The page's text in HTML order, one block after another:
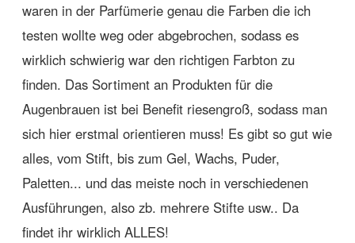
waren in der Parfümerie genau die Farben die ich
testen wollte weg oder abgebrochen, sodass es
wirklich schwierig war den richtigen Farbton zu
finden. Das Sortiment an Produkten für die
Augenbrauen ist bei Benefit riesengroß, sodass man
sich hier erstmal orientieren muss! Es gibt so gut wie
alles, vom Stift, bis zum Gel, Wachs, Puder,
Paletten... und das meiste noch in verschiedenen
Ausführungen, also zb. mehrere Stifte usw.. Da
findet ihr wirklich ALLES!